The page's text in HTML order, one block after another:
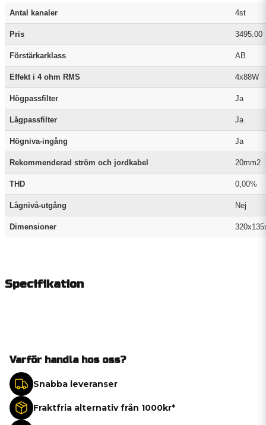
Antal kanaler 4st
Pris 3495.00
Förstärkarklass AB
Effekt i 4 ohm RMS 4x88W
Högpassfilter Ja
Lågpassfilter Ja
Högniva-ingång Ja
Rekommenderad ström och jordkabel 20mm2
THD 0,00%
Lågnivå-utgång Nej
Dimensioner
Specifikation
Varför handla hos oss?
Snabba leveranser
Fraktfria alternativ från 1000kr*